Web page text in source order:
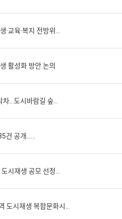
교육·복지 전방위…
활성화 방안 논의
…도시바람길 숲…
건 공개...…
시재생 공모 선정…
도시재생 복합문화시…